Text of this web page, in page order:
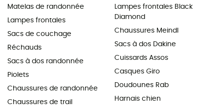
Matelas de randonnée
Lampes frontales
Sacs de couchage
Réchauds
Sacs à dos randonnée
Piolets
Chaussures de randonnée
Chaussures de trail
Lampes frontales Black
Diamond
Chaussures Meindl
Sacs à dos Dakine
Cuissards Assos
Casques Giro
Doudounes Rab
Harnais chien